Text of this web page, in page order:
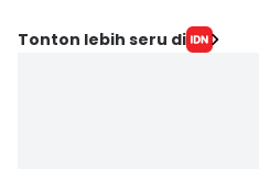
Editor
Tonton lebih seru di